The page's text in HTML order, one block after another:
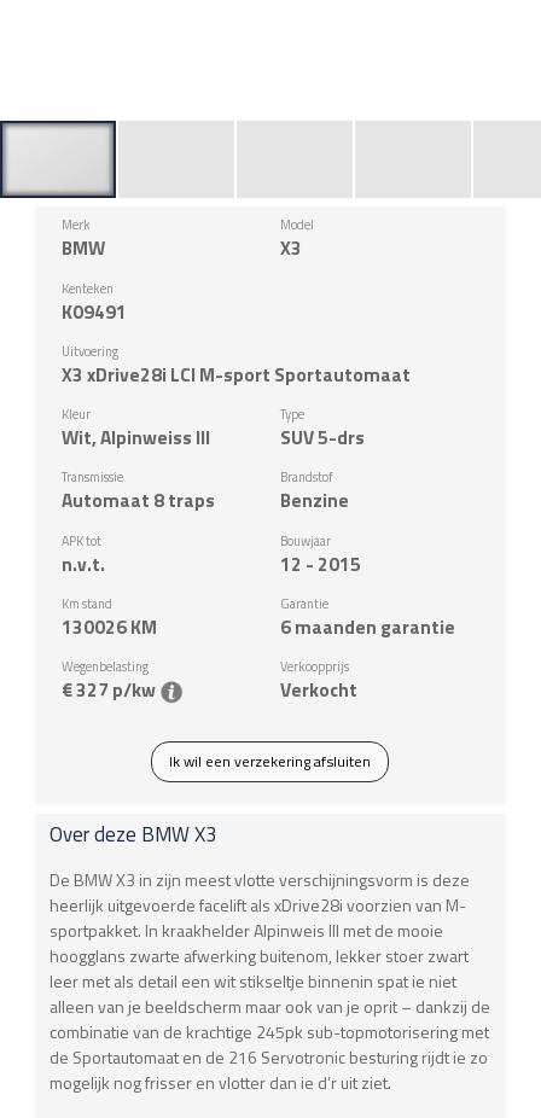
Merk
BMW
Model
X3
Kenteken
K09491
Uitvoering
X3 xDrive28i LCI M-sport Sportautomaat
Kleur
Wit, Alpinweiss III
Type
SUV 5-drs
Transmissie
Automaat 8 traps
Brandstof
Benzine
APK tot
n.v.t.
Bouwjaar
12 - 2015
Km stand
130026KM
Garantie
6 maanden garantie
Wegenbelasting
€ 327 p/kw
Verkoopprijs
Verkocht
Ik wil een verzekering afsluiten
Over deze BMWX3
De BMW X3 in zijn meest vlotte verschijningsvorm is deze
heerlijk uitgevoerde facelift als xDrive28i voorzien van M-
sportpakket. In kraakhelder Alpinweis III met de mooie
hoogglans zwarte afwerking buitenom, lekker stoer zwart
leer met als detail een wit stikseltje binnenin spat ie niet
alleen van je beeldscherm maar ook van je oprit – dankzij de
combinatie van de krachtige 245pk sub-topmotorisering met
de Sportautomaat en de 216 Servotronic besturing rijdt ie zo
mogelijk nog frisser en vlotter dan ie d’r uit ziet.